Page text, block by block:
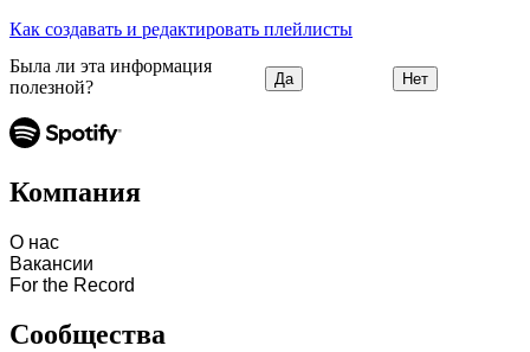
Как создавать и редактировать плейлисты
Была ли эта информация
полезной?
Да Нет
Компания
О нас
Вакансии
For the Record
Сообщества